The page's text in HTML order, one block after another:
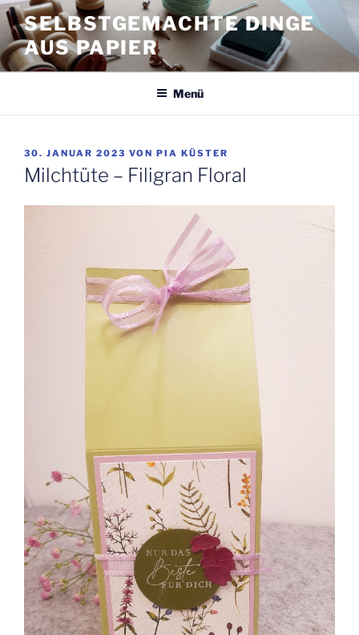
Zum
Inhalt
springen
SELBSTGEMACHTE DINGE
AUS PAPIER
Menü
VERÖFFENTLICHT
AM
30. JANUAR 2023 VON PIA KÜSTER
Milchtüte – Filigran Floral